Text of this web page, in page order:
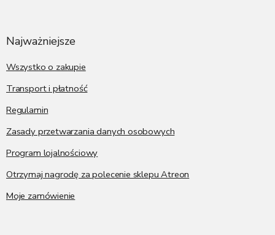
Najważniejsze
Wszystko o zakupie
Transport i płatność
Regulamin
Zasady przetwarzania danych osobowych
Program lojalnościowy
Otrzymaj nagrodę za polecenie sklepu Atreon
Moje zamówienie